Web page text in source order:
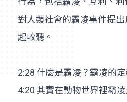
對人類社會的霸凌事件提
起收聽。
2:28 什麼是霸凌？霸凌的定
4:20 其實在動物世界裡霸凌